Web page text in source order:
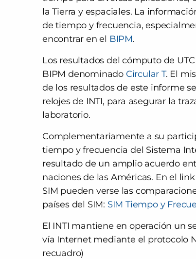
la Tierra y espaciales. La
de tiempo y frecuencia,
encontrar en el BIPM.
Los resultados del cómputo de
BIPM denominado Circular T. El
de los resultados de este informe
relojes de INTI, para asegurar la
laboratorio.
Complementariamente a su
tiempo y frecuencia del Sistema
resultado de un amplio acuerdo
naciones de las Américas. En el
SIM pueden verse las
países del SIM: SIM Tiempo y
El INTI mantiene en operación un
vía Internet mediante el protocolo
recuadro)